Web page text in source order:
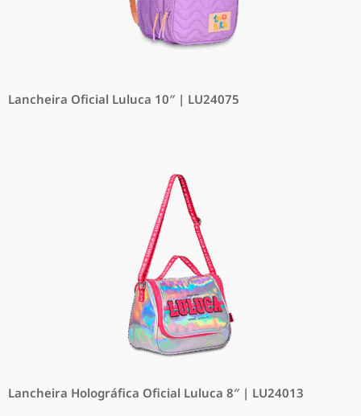
Lancheira Oficial Luluca 10″ | LU24075
Lancheira Holográfica Oficial Luluca 8″ | LU24013